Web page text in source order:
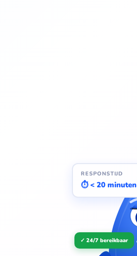
RESPONSTIJD
⏱ < 20 minuten
✓ 24/7 bereikbaar